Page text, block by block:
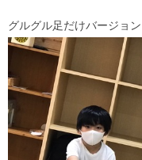
グルグル足だけバージョ